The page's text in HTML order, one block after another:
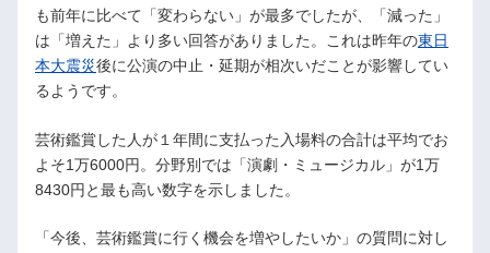
も前年に比べて「変わらない」が最多でしたが、「減った」
は「増えた」より多い回答がありました。これは昨年の東日
本大震災後に公演の中止・延期が相次いだことが影響してい
るようです。
芸術鑑賞した人が１年間に支払った入場料の合計は平均でお
よそ1万6000円。分野別では「演劇・ミュージカル」が1万
8430円と最も高い数字を示しました。
「今後、芸術鑑賞に行く機会を増やしたいか」の質問に対し